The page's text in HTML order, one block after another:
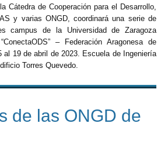
Cátedra de Cooperación para el Desarrollo,
y varias ONGD, coordinará una serie de
campus de la Universidad de Zaragoza
– Federación Aragonesa de
al 19 de abril de 2023. Escuela de Ingeniería
Torres Quevedo.
de las ONGD de